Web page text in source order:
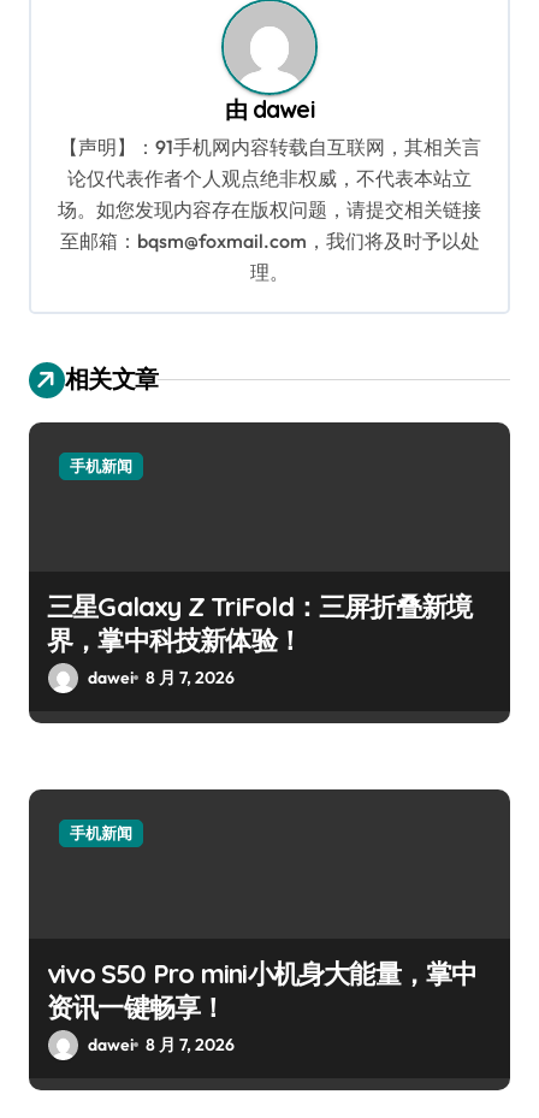
由 dawei
【声明】：91手机网内容转载自互联网，其相关言
论仅代表作者个人观点绝非权威，不代表本站立
场。如您发现内容存在版权问题，请提交相关链接
至邮箱：bqsm@foxmail.com，我们将及时予以处
理。
相关文章
手机新闻
三星Galaxy Z TriFold：三屏折叠新境
界，掌中科技新体验！
dawei 8 月 7, 2026
手机新闻
vivo S50 Pro mini小机身大能量，掌中
资讯一键畅享！
dawei 8 月 7, 2026